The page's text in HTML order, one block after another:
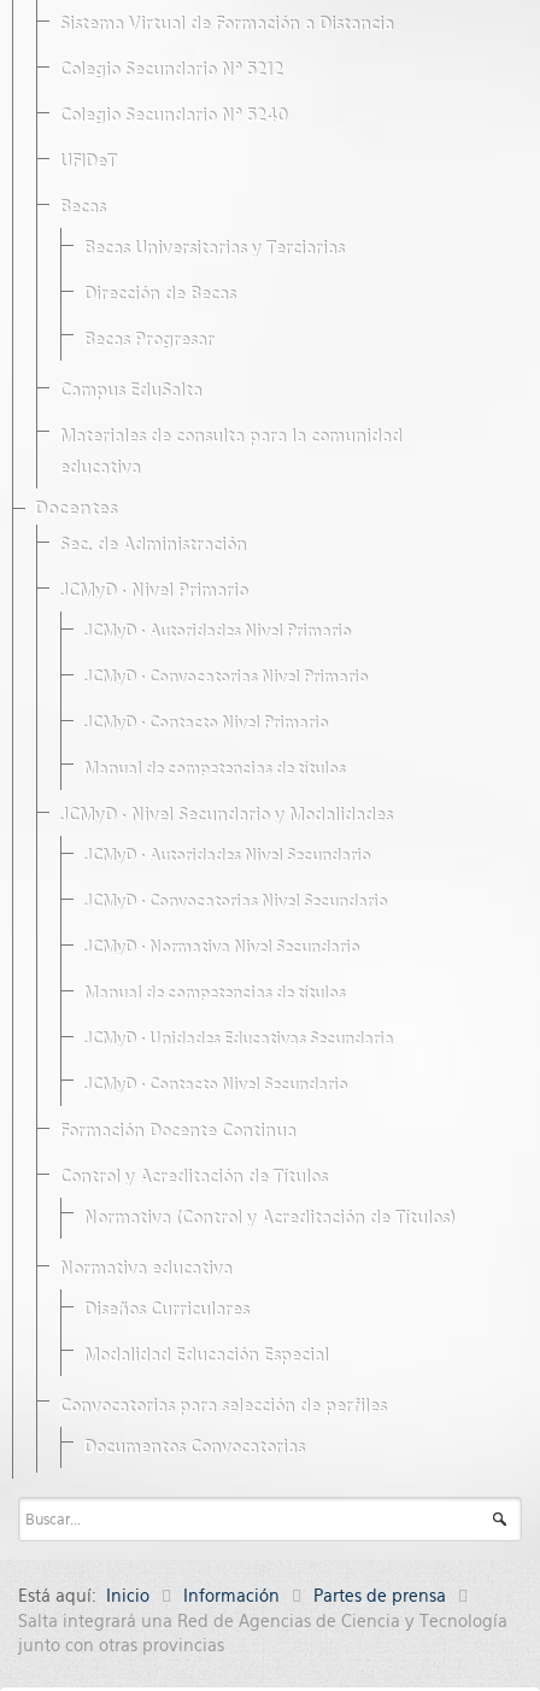
Sistema Virtual de Formación a Distancia
Colegio Secundario Nº 5212
Colegio Secundario Nº 5240
UFIDeT
Becas
Becas Universitarias y Terciarias
Dirección de Becas
Becas Progresar
Campus EduSalta
Materiales de consulta para la comunidad
educativa
Docentes
Sec. de Administración
JCMyD · Nivel Primario
JCMyD · Autoridades Nivel Primario
JCMyD · Convocatorias Nivel Primario
JCMyD · Contacto Nivel Primario
Manual de competencias de títulos
JCMyD · Nivel Secundario y Modalidades
JCMyD · Autoridades Nivel Secundario
JCMyD · Convocatorias Nivel Secundario
JCMyD · Normativa Nivel Secundario
Manual de competencias de títulos
JCMyD · Unidades Educativas Secundaria
JCMyD · Contacto Nivel Secundario
Formación Docente Continua
Control y Acreditación de Títulos
Normativa (Control y Acreditación de Títulos)
Normativa educativa
Diseños Curriculares
Modalidad Educación Especial
Convocatorias para selección de perfiles
Documentos Convocatorias
Está aquí: Inicio Información
Partes de prensa
Salta integrará una Red de Agencias de Ciencia y Tecnología
junto con otras provincias